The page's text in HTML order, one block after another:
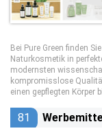
Bei Pure Green finden
Naturkosmetik in
modernsten
kompromisslose
einen gepflegten Körper
81